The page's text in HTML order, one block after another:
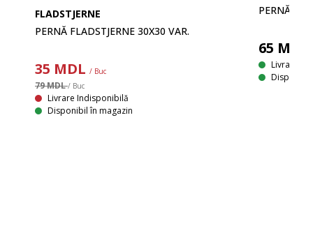
FLADSTJERNE
PERNĂ FLADSTJERNE 30X30 VAR.
35 MDL / Buc
79 MDL/ Buc
Livrare Indisponibilă
Disponibil în magazin
PERNĂ
65 MDL
Livrare
Disponibil